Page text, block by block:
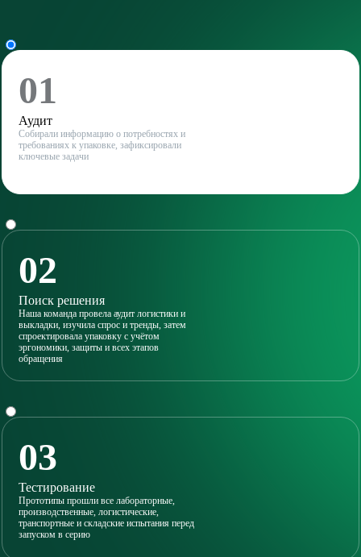
01
Аудит
Собирали информацию о потребностях и
требованиях к упаковке, зафиксировали
ключевые задачи
02
Поиск решения
Наша команда провела аудит логистики и
выкладки, изучила спрос и тренды, затем
спроектировала упаковку с учётом
эргономики, защиты и всех этапов
обращения
03
Тестирование
Прототипы прошли все лабораторные,
производственные, логистические,
транспортные и складские испытания перед
запуском в серию